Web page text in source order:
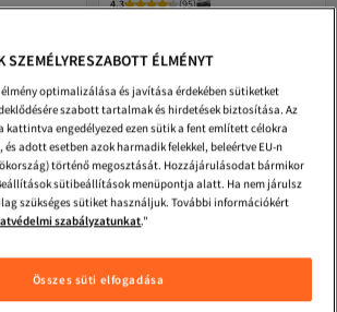
belsejében polár bélésű,
4.3 (95)
Ingyenes szállítás 7500 Ft felett
SZEMÉLYRESZABOTT ÉLMÉNYT
optimalizálása és javítása érdekében sütiketket
szabott tartalmak és hirdetések biztosítása. Az
engedélyezed ezen sütik a fent említett célokra
adott esetben azok harmadik felekkel, beleértve EU-n
történő megosztását. Hozzájárulásodat bármikor
sütibeállítások menüpontja alatt. Ha nem járulsz
szükséges sütiket használjuk. További információkért
szabályzatunkat."
Összes süti elfogadása